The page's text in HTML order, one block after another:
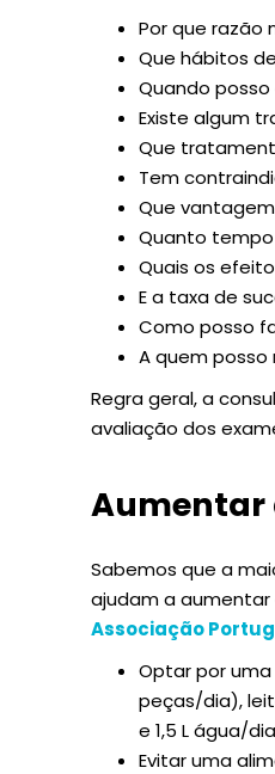
Por que razão
Que hábitos
Quando
Existe algum
Que
Tem
Que
Quanto
Quais os
E a taxa de
Como posso
A quem posso
Regra geral, a
avaliação dos
Aumentar
Sabemos que a
ajudam a
Associação
Optar por
peças/dia),
e 1,5 L água/
Evitar uma